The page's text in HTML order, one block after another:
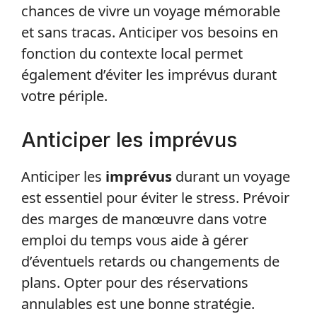
chances de vivre un voyage mémorable
et sans tracas. Anticiper vos besoins en
fonction du contexte local permet
également d’éviter les imprévus durant
votre périple.
Anticiper les imprévus
Anticiper les imprévus durant un voyage
est essentiel pour éviter le stress. Prévoir
des marges de manœuvre dans votre
emploi du temps vous aide à gérer
d’éventuels retards ou changements de
plans. Opter pour des réservations
annulables est une bonne stratégie.